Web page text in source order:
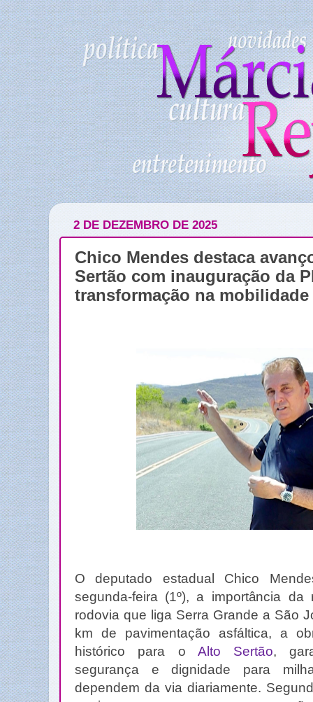
2 DE DEZEMBRO DE 2025
Chico Mendes destaca
Sertão com inauguração da
transformação na
O deputado estadual Chico
segunda-feira (1º), a importância da
rodovia que liga Serra Grande a São
km de pavimentação asfáltica, a
histórico para o Alto Sertão,
segurança e dignidade para
dependem da via diariamente.